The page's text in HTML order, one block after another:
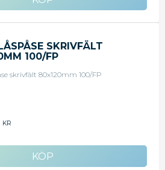
SKRIVFÄLT
100/FP
skrivfält 80x120mm 100/FP
KR